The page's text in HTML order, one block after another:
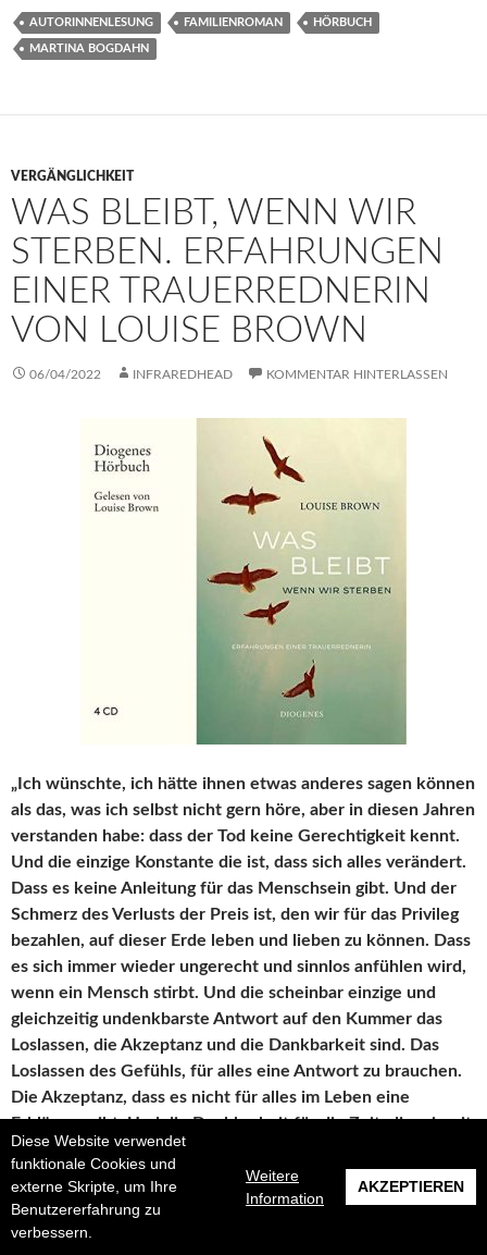
Diese Website verwendet
funktionale Cookies und
externe Skripte, um Ihre
Benutzererfahrung zu
verbessern.
Weitere
Information
AKZEPTIEREN
AUTORINNENLESUNG FAMILIENROMAN HÖRBUCH
MARTINA BOGDAHN
VERGÄNGLICHKEIT
WAS BLEIBT, WENN WIR
STERBEN. ERFAHRUNGEN
EINER TRAUERREDNERIN
VON LOUISE BROWN
06/04/2022 INFRAREDHEAD KOMMENTAR HINTERLASSEN
„Ich wünschte, ich hätte ihnen etwas anderes sagen können
als das, was ich selbst nicht gern höre, aber in diesen Jahren
verstanden habe: dass der Tod keine Gerechtigkeit kennt.
Und die einzige Konstante die ist, dass sich alles verändert.
Dass es keine Anleitung für das Menschsein gibt. Und der
Schmerz des Verlusts der Preis ist, den wir für das Privileg
bezahlen, auf dieser Erde leben und lieben zu können. Dass
es sich immer wieder ungerecht und sinnlos anfühlen wird,
wenn ein Mensch stirbt. Und die scheinbar einzige und
gleichzeitig undenkbarste Antwort auf den Kummer das
Loslassen, die Akzeptanz und die Dankbarkeit sind. Das
Loslassen des Gefühls, für alles eine Antwort zu brauchen.
Die Akzeptanz, dass es nicht für alles im Leben eine
Erklärung gibt. Und die Dankbarkeit für die Zeit, die wir mit
unseren Liebsten erleben durften.“
Louise Brown ist Trauerrednerin und erzählt inWas bleibt,
wenn wir sterben